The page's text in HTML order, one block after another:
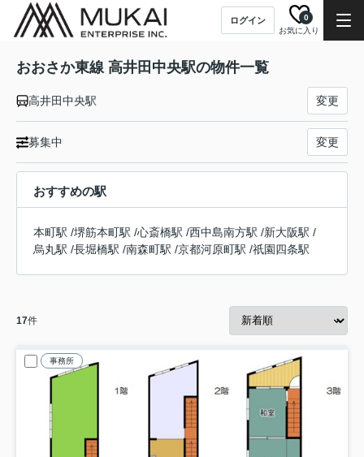
ログイン
お気に入り
0
おおさか東線 高井田中央駅の物件一覧
高井田中央駅 変更
募集中 変更
おすすめの駅
本町駅 /堺筋本町駅 /心斎橋駅 /西中島南方駅 /新大阪駅 /
烏丸駅 /長堀橋駅 /南森町駅 /京都河原町駅 /祇園四条駅
17件
事務所